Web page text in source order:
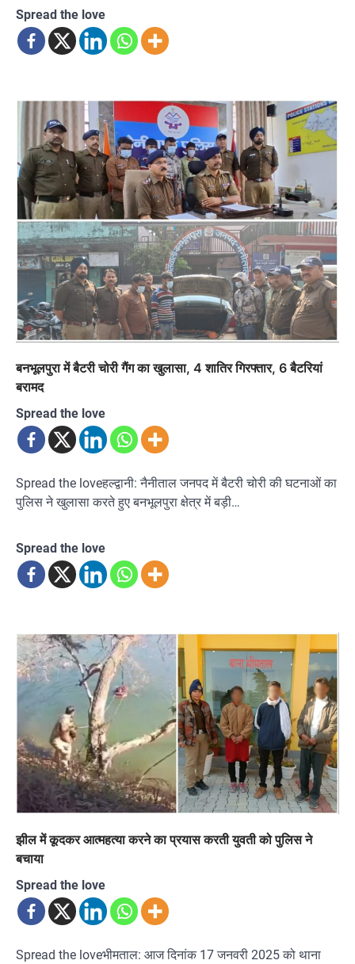
Spread the love
बनभूलपुरा में बैटरी चोरी गैंग का खुलासा, 4 शातिर गिरफ्तार, 6 बैटरियां
बरामद
Spread the love
Spread the loveहल्द्वानी: नैनीताल जनपद में बैटरी चोरी की घटनाओं का
पुलिस ने खुलासा करते हुए बनभूलपुरा क्षेत्र में बड़ी…
Spread the love
झील में कूदकर आत्महत्या करने का प्रयास करती युवती को पुलिस ने
बचाया
Spread the love
Spread the loveभीमताल: आज दिनांक 17 जनवरी 2025 को थाना